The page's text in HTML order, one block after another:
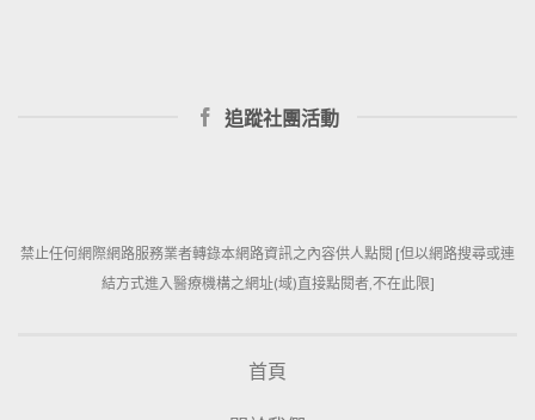
追蹤社團活動
禁止任何網際網路服務業者轉錄本網路資訊之內容供人點閱 [但以網路搜尋或連
結方式進入醫療機構之網址(域)直接點閱者,不在此限]
首頁